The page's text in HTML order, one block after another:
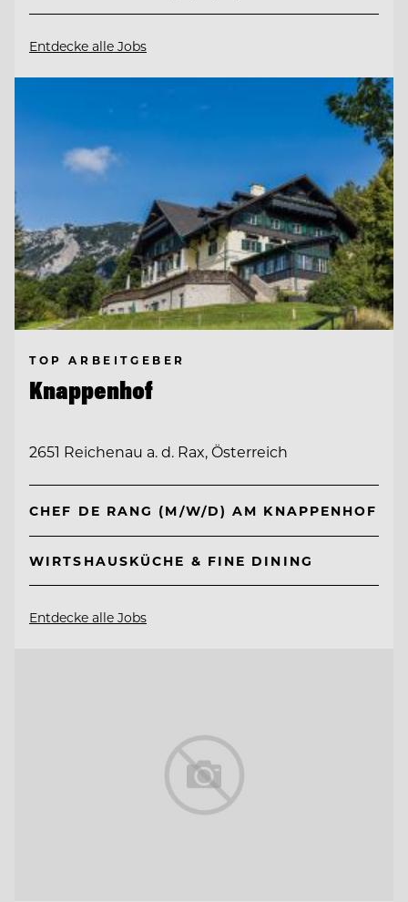
Entdecke alle Jobs
TOP ARBEITGEBER
Knappenhof
2651 Reichenau a. d. Rax, Österreich
CHEF DE RANG (M/W/D) AM KNAPPENHOF
WIRTSHAUSKÜCHE & FINE DINING
Entdecke alle Jobs